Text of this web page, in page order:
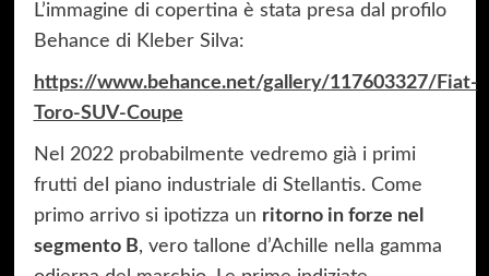
L’immagine di copertina è stata presa dal profilo
Behance di Kleber Silva:
https://www.behance.net/gallery/117603327/Fiat-
Toro-SUV-Coupe
Nel 2022 probabilmente vedremo già i primi
frutti del piano industriale di Stellantis. Come
primo arrivo si ipotizza un ritorno in forze nel
segmento B, vero tallone d’Achille nella gamma